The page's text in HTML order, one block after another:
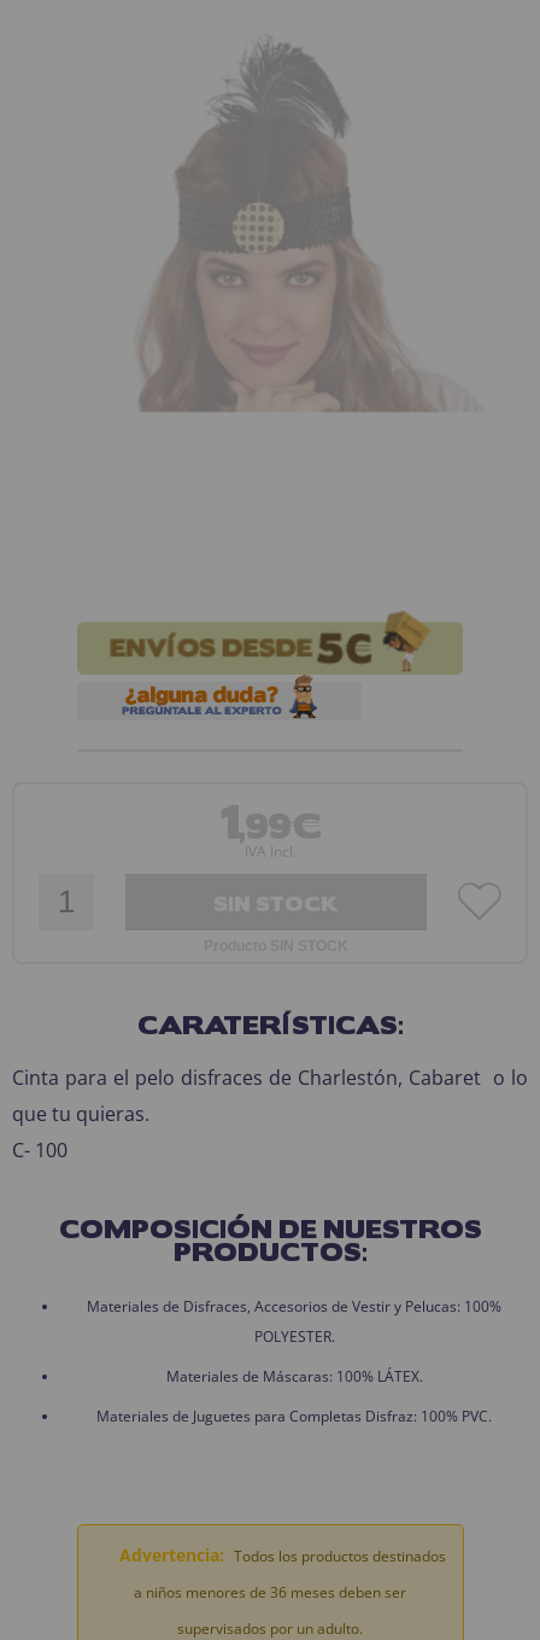
CREAR CUENTA
1,99€
IVA Incl.
CARATERÍSTICAS:
Cinta para el pelo disfraces de Charlestón, Cabaret o lo
que tu quieras.
C- 100
COMPOSICIÓN DE NUESTROS
PRODUCTOS:
Materiales de Disfraces, Accesorios de Vestir y Pelucas: 100%
POLYESTER.
Materiales de Máscaras: 100% LÁTEX.
Materiales de Juguetes para Completas Disfraz: 100% PVC.
Advertencia: Todos los productos destinados
a niños menores de 36 meses deben ser
supervisados por un adulto.